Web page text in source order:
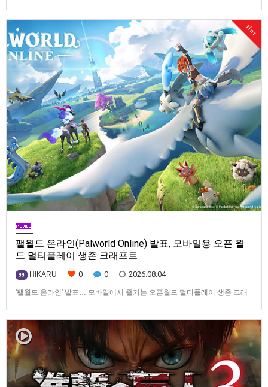
Hot
팰월드 온라인(Palworld Online) 발표, 모바일용 오픈 월
드 멀티플레이 생존 크래프트
99 HIKARU 0 0 2026.08.04
'팰월드 온라인' 발표… 모바일에서 즐기는 오픈월드 멀티플레이 생존 크래
인Pocketpair의 정식 라이선스를 받아, 글로벌 히트작 '팰월드(Palworld)'를
기반으로 한…